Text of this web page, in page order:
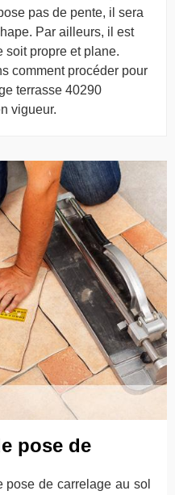
pas de pente, il sera
Par ailleurs, il est
soit propre et plane.
comment procéder pour
terrasse 40290
vigueur.
pose de
de carrelage au sol